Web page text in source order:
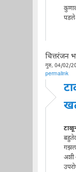
चित्तरंजन
गुरु, 04/02/
permalink
अशी